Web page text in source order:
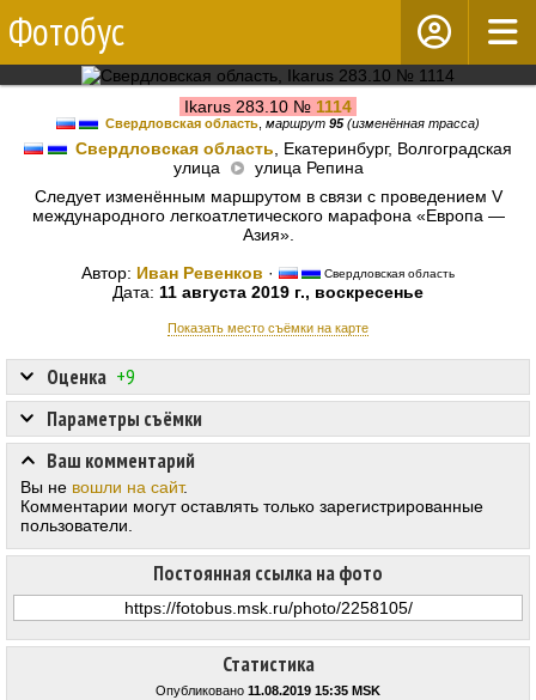
Фотобус
Ikarus 283.10 № 1114
Свердловская область маршрут 95(изменённая трасса)
Свердловская область , Екатеринбург, Волгоградская
улица
улица Репина
Следует изменённым маршрутом в связи с проведением V
международного легкоатлетического марафона «Европа —
Азия».
Автор: Иван Ревенков · Свердловская область
Дата: 11 августа 2019 г., воскресенье
Показать место съёмки на карте
Статистика
Опубликовано 11.08.2019 15:35 MSK
Оценка +9
Постоянная ссылка на фото
Параметры съёмки
Ваш комментарий
Вы не вошли на сайт.
Комментарии могут оставлять только зарегистрированные
пользователи.